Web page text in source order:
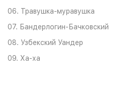
06. Травушка-муравушка
07. Бандерлогин-Бачковский
08. Узбекский Уандер
09. Ха-ха